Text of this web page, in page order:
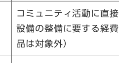
コミュニティ活動に直
設備の整備に要する経
品は対象外）